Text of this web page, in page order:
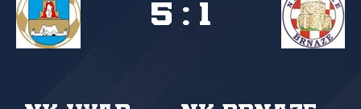
5 : 1